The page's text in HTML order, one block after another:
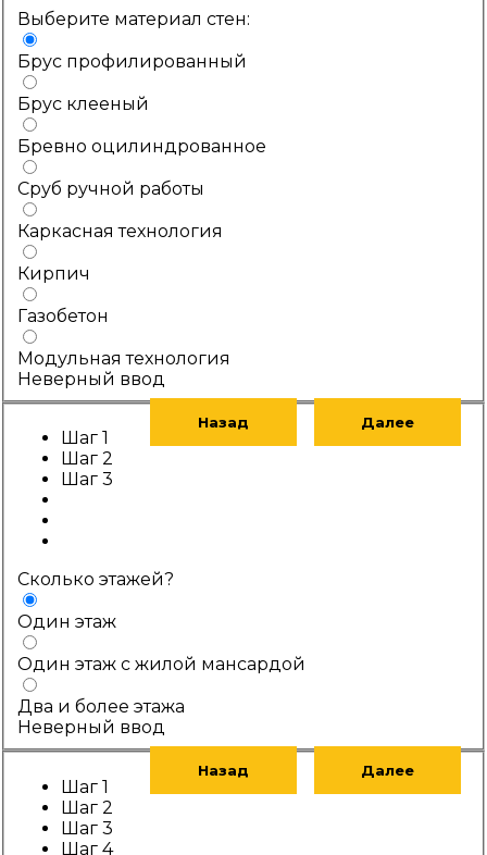
Выберите материал стен:
Брус профилированный
Брус клееный
Бревно оцилиндрованное
Сруб ручной работы
Каркасная технология
Кирпич
Газобетон
Модульная технология
Неверный ввод
Назад Далее
Шаг 1
Шаг 2
Шаг 3
Сколько этажей?
Один этаж
Один этаж с жилой мансардой
Два и более этажа
Неверный ввод
Назад Далее
Шаг 1
Шаг 2
Шаг 3
Шаг 4